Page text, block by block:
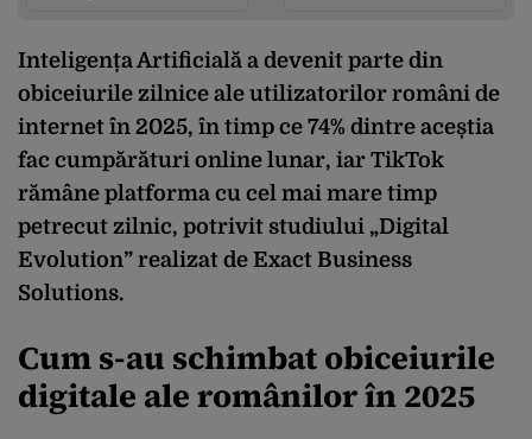
Inteligența Artificială a devenit parte din
obiceiurile zilnice ale utilizatorilor români de
internet în 2025, în timp ce 74% dintre aceștia
fac cumpărături online lunar, iar TikTok
rămâne platforma cu cel mai mare timp
petrecut zilnic, potrivit studiului „Digital
Evolution” realizat de Exact Business
Solutions.
Cum s-au schimbat obiceiurile
digitale ale românilor în 2025